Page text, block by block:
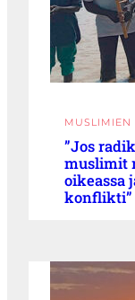
MUSLIMIEN
”Jos
muslimit
oikeassa
konflikti”